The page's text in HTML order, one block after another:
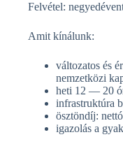
Felvétel:
Amit kínálunk:
változatos és
nemzetközi
heti 12 — 20
infrastruktúra
ösztöndíj:
igazolás a